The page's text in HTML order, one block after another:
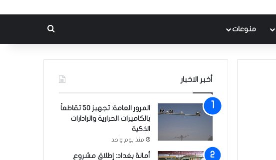
منوعات
أخبر الاخبار
المرور العامة: تجهيز 50 تقاطعاً
بالكاميرات الحرارية والرادارات
الذكية
منذ يوم واحد
أمانة بغداد: إطلاق مشروع